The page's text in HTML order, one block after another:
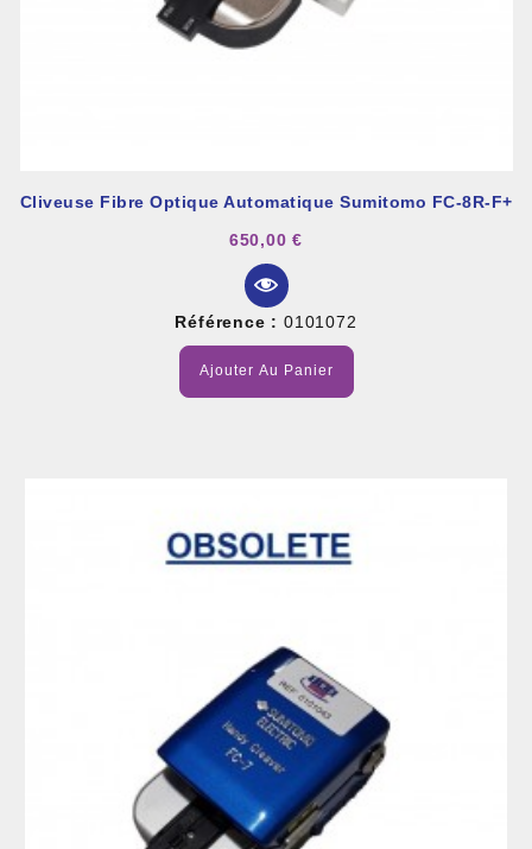
Cliveuse Fibre Optique Automatique Sumitomo FC-8R-F+
650,00 €
Référence : 0101072
Ajouter Au Panier